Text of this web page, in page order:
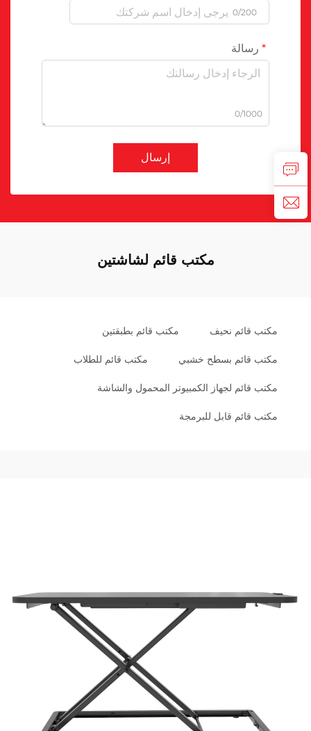
0/200
رسالة
0/1000
إرسال
مكتب قائم لشاشتين
مكتب قائم نحيف مكتب قائم بطبقتين
مكتب قائم بسطح خشبي مكتب قائم للطلاب
مكتب قائم لجهاز الكمبيوتر المحمول والشاشة
مكتب قائم قابل للبرمجة